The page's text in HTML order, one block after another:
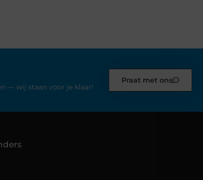
— wij staan voor je klaar!
Praat met ons